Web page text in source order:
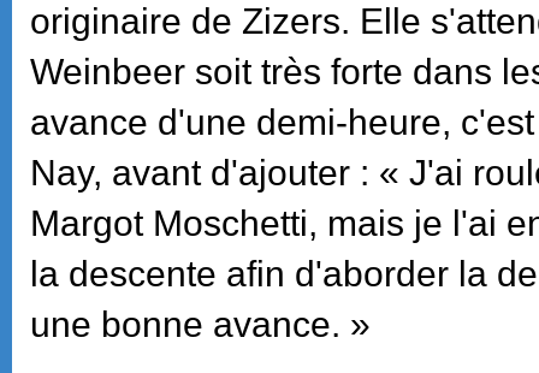
originaire de Zizers. Elle
Weinbeer soit très forte dans
avance d'une demi-heure,
Nay, avant d'ajouter : « J'ai
Margot Moschetti, mais je l'ai
la descente afin d'aborder la
une bonne avance. »